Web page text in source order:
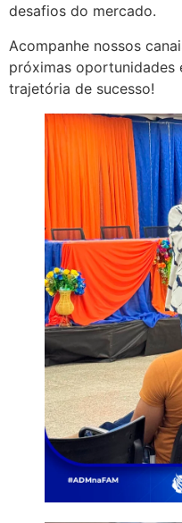
desafios do mercado.
Acompanhe nossos
próximas oportunidades
trajetória de sucesso!